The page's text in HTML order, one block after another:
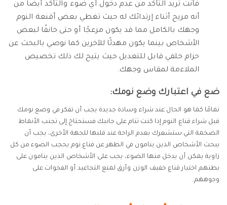
فأنت تريد التأكد من عدم دخول أي ضوء والتأكد أيضًا من
أنه مريح أثناء إرتدائك له حيث تغطي بعض أقنعة النوم
وجهك بالكامل مما قد يكون مزعجًا أو حتى خانقًا لبعض
الأشخاص بينما يكون مهدئًا للآخرين كما نوصي بالبحث عن
حزام خلفي قابل للتعديل حيث يتيح لك ذلك تخصيص
الملاءمة لمقاس وجهك.
ضع في اعتبارك وضع نومك:
تمامًا كما هو الحال عند شراء وسادة جديدة يجب أن تفكر في وضع نومك
قبل شراء قناع النوم إذا كنت تنام على جانبك فستحتاج إلى تجنب الأنماط
الضخمة التي ستشعرك بعدم الراحة عند قلبها للجهة الأخرى، يجب أن
يبحث الأشخاص الذين ينامون في الظهر عن قناع نوم يحجب الضوء من كل
زاوية يمكن أن يدخل منها الضوء، يجب على الأشخاص الذين ينامون على
بطنهم اختيار قناع خفيف الوزن وأرق لمنع التجاعيد أو الفجوات على
وجوههم.